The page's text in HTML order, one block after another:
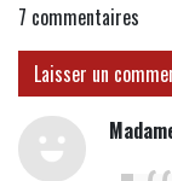
7 commentaires
Laisser un